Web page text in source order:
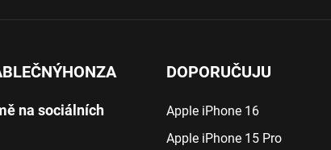
na sociálních
DOPORUČUJU
Apple iPhone 16
Apple iPhone 15 Pro